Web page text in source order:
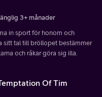
3+ månader
in sport för honom och
sitt tal till bröllopet bestämmer
och råkar göra sig illa.
Of Tim